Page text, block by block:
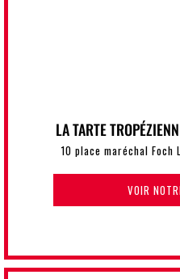
LA TARTE
10 place maréchal Foch
VOIR